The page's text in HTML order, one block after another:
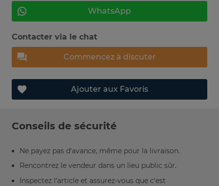
WhatsApp
Contacter via le chat
Commencez à discuter
Ajouter aux Favoris
Conseils de sécurité
Ne payez pas d’avance, même pour la livraison.
Rencontrez le vendeur dans un lieu public sûr.
Inspectez l’article et assurez-vous que c’est